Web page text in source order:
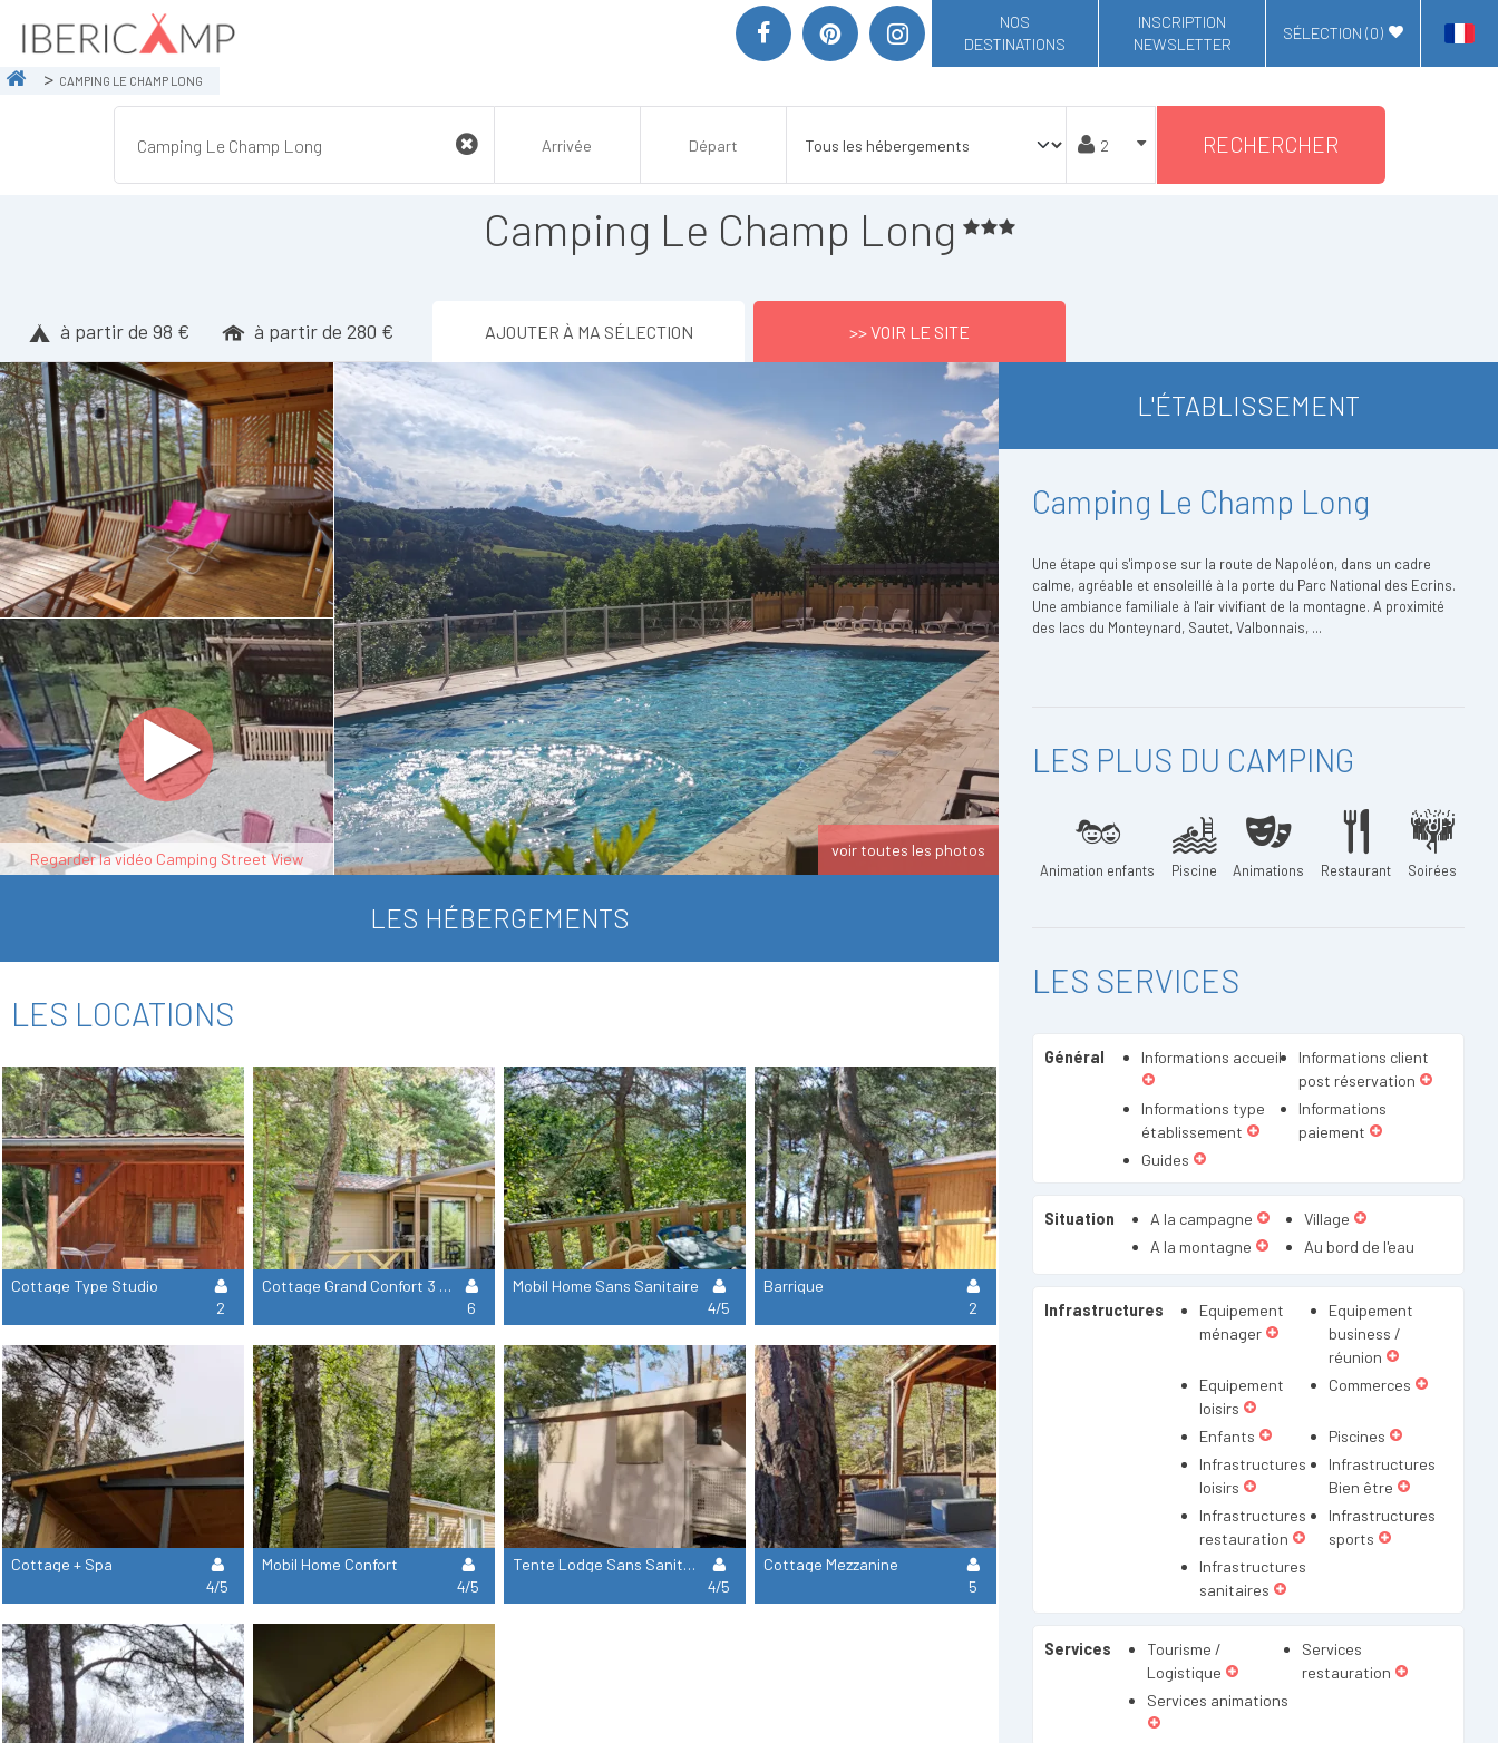
NOS
DESTINATIONS
INSCRIPTION
NEWSLETTER
SÉLECTION (0)
CAMPING LE CHAMP LONG
RECHERCHER
Camping Le Champ Long
à partir de 98 € à partir de 280 € AJOUTER À MA SÉLECTION >> VOIR LE SITE
Regarder la vidéo Camping Street View voir toutes les photos
LES HÉBERGEMENTS
LES LOCATIONS
Cottage Type Studio
2
Cottage Grand Confort 3 Chambres
6
Mobil Home Sans Sanitaire
4/5
Barrique
2
Cottage + Spa
4/5
Mobil Home Confort
4/5
Tente Lodge Sans Sanitaires
4/5
Cottage Mezzanine
5
L'ÉTABLISSEMENT
Camping Le Champ Long
Une étape qui s'impose sur la route de Napoléon, dans un cadre
calme, agréable et ensoleillé à la porte du Parc National des Ecrins.
Une ambiance familiale à l'air vivifiant de la montagne. A proximité
des lacs du Monteynard, Sautet, Valbonnais, ...
LES PLUS DU CAMPING
Animation enfants Piscine Animations Restaurant Soirées
LES SERVICES
Général Informations accueil
Informations client
post réservation
Informations type
établissement
Informations
paiement
Guides
Situation A la campagne
Village
A la montagne
Au bord de l'eau
Infrastructures
Equipement
ménager
Equipement
business /
réunion
Equipement
loisirs
Commerces
Enfants
Piscines
Infrastructures
loisirs
Infrastructures
Bien être
Infrastructures
restauration
Infrastructures
sports
Infrastructures
sanitaires
Services
Tourisme /
Logistique
Services
restauration
Services animations